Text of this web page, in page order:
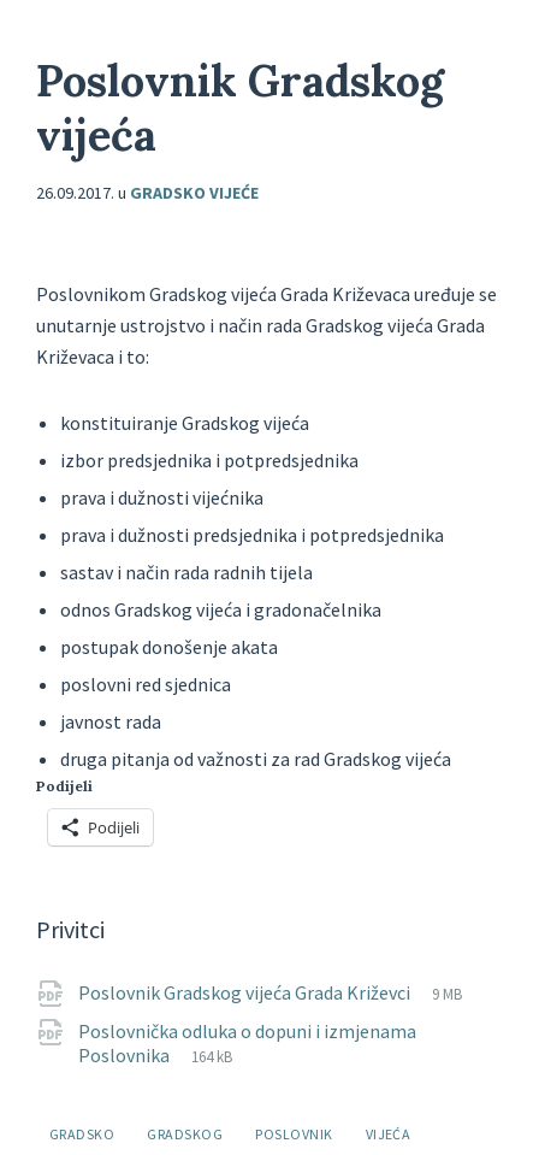
Poslovnik Gradskog
vijeća
26.09.2017. u GRADSKO VIJEĆE
Poslovnikom Gradskog vijeća Grada Križevaca uređuje se
unutarnje ustrojstvo i način rada Gradskog vijeća Grada
Križevaca i to:
konstituiranje Gradskog vijeća
izbor predsjednika i potpredsjednika
prava i dužnosti vijećnika
prava i dužnosti predsjednika i potpredsjednika
sastav i način rada radnih tijela
odnos Gradskog vijeća i gradonačelnika
postupak donošenje akata
poslovni red sjednica
javnost rada
druga pitanja od važnosti za rad Gradskog vijeća
Podijeli
Podijeli
Privitci
Poslovnik Gradskog vijeća Grada Križevci
File
pdf
File
9 MB
Poslovnička odluka o dopuni i izmjenama
Poslovnika
File
pdf
File
164 kB
Oznake:
GRADSKO GRADSKOG POSLOVNIK
VIJEĆA